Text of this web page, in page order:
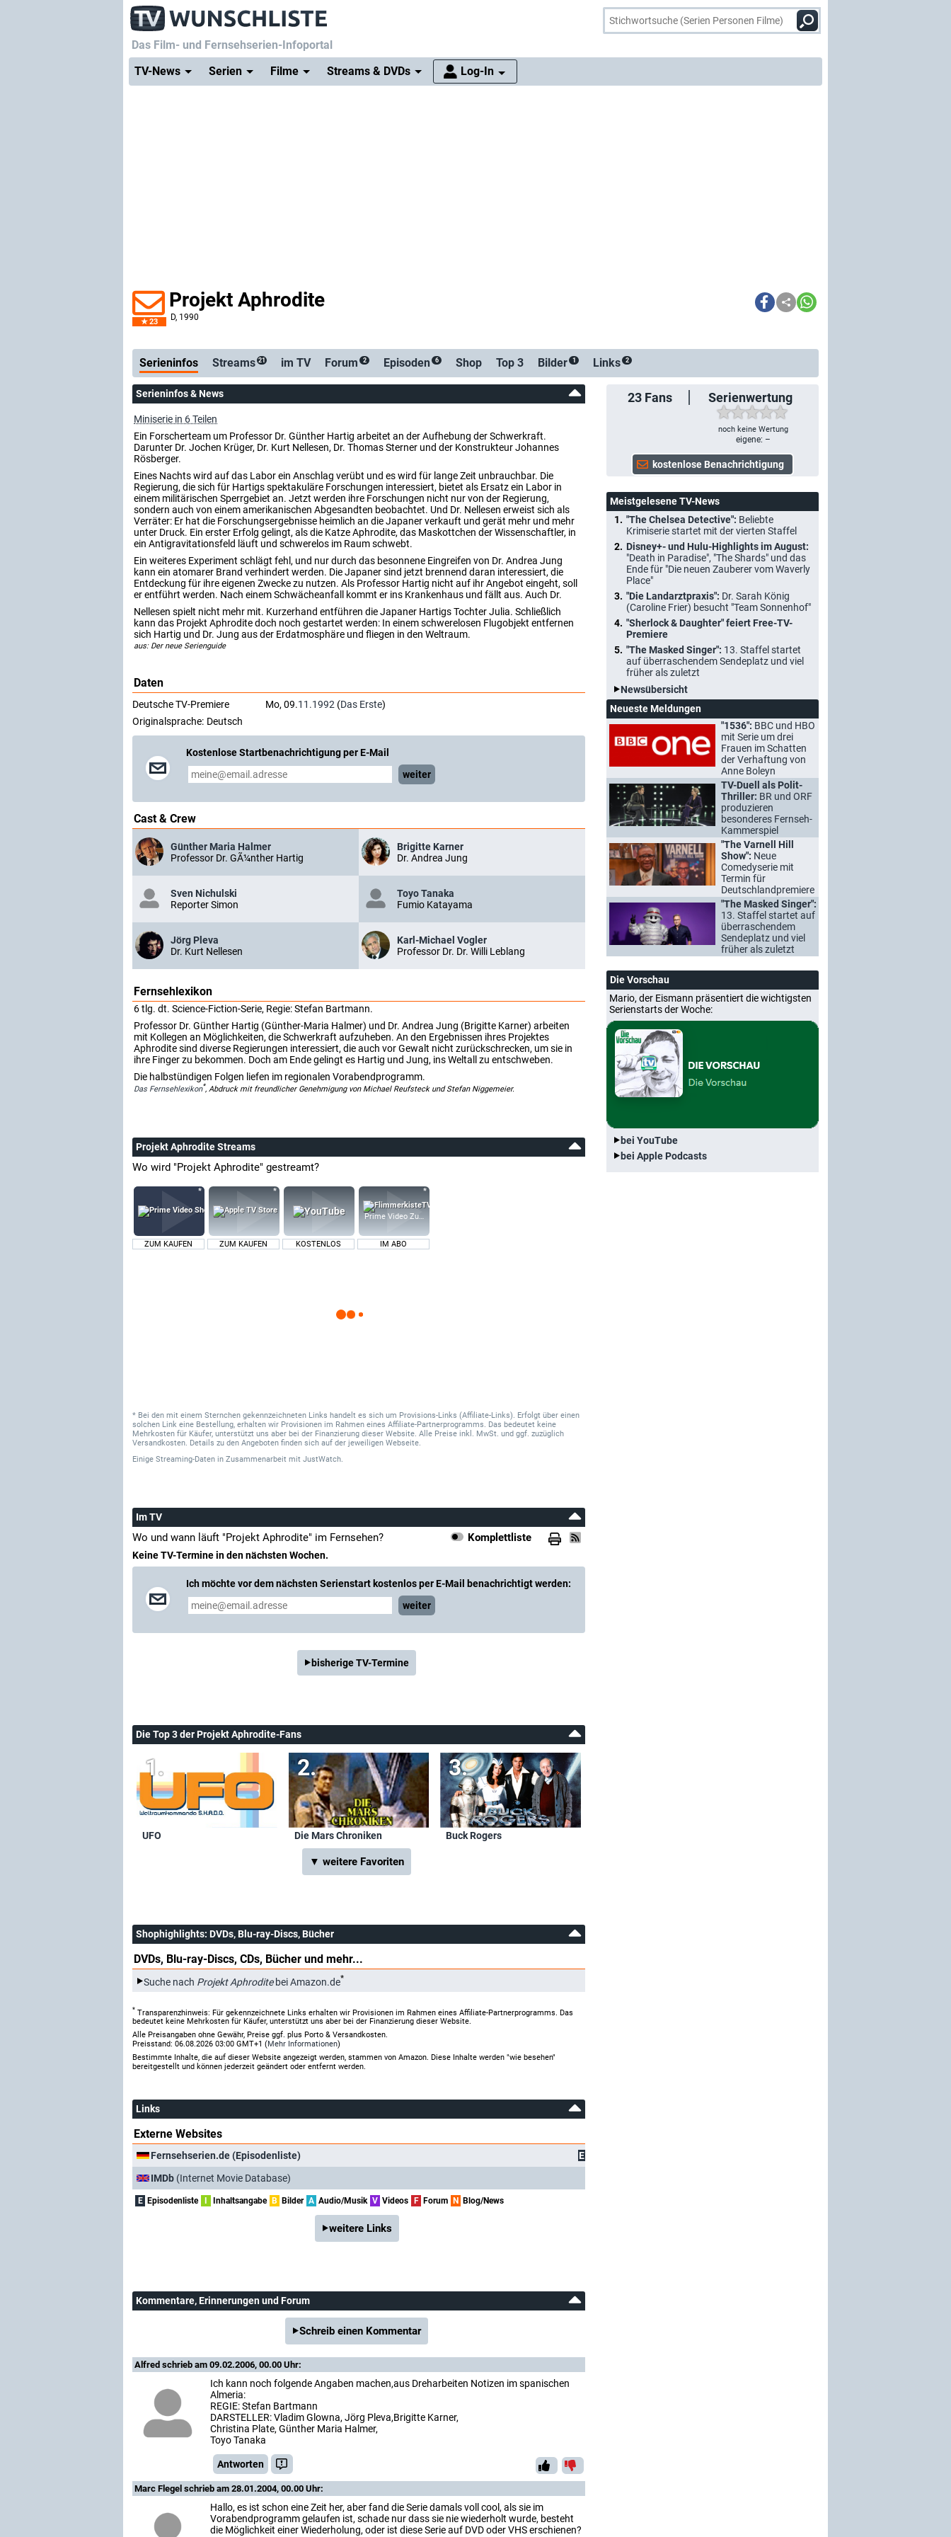
Das Film- und Fernsehserien-Infoportal
TV-News
Serien Filme Streams & DVDs Log-In
23
Projekt Aphrodite
D, 1990
Serienticker
Serieninfos Streams 21 im TV Forum 2 Episoden 6 Shop Top 3 Bilder 1 Links 2
23 Fans Serienwertung
noch keine Wertung
eigene: –
Serieninfos & News
Miniserie in 6 Teilen
Ein Forscherteam um Professor Dr. Günther Hartig arbeitet an der Aufhebung der Schwerkraft.
Darunter Dr. Jochen Krüger, Dr. Kurt Nellesen, Dr. Thomas Sterner und der Konstrukteur Johannes
Rösberger.
Eines Nachts wird auf das Labor ein Anschlag verübt und es wird für lange Zeit unbrauchbar. Die
Regierung, die sich für Hartigs spektakuläre Forschungen interessiert, bietet als Ersatz ein Labor in
einem militärischen Sperrgebiet an. Jetzt werden ihre Forschungen nicht nur von der Regierung,
sondern auch von einem amerikanischen Abgesandten beobachtet. Und Dr. Nellesen erweist sich als
Verräter: Er hat die Forschungsergebnisse heimlich an die Japaner verkauft und gerät mehr und mehr
unter Druck. Ein erster Erfolg gelingt, als die Katze Aphrodite, das Maskottchen der Wissenschaftler, in
ein Antigravitationsfeld läuft und schwerelos im Raum schwebt.
Ein weiteres Experiment schlägt fehl, und nur durch das besonnene Eingreifen von Dr. Andrea Jung
kann ein atomarer Brand verhindert werden. Die Japaner sind jetzt brennend daran interessiert, die
Entdeckung für ihre eigenen Zwecke zu nutzen. Als Professor Hartig nicht auf ihr Angebot eingeht, soll
er entführt werden. Nach einem Schwächeanfall kommt er ins Krankenhaus und fällt aus. Auch Dr.
Nellesen spielt nicht mehr mit. Kurzerhand entführen die Japaner Hartigs Tochter Julia. Schließlich
kann das Projekt Aphrodite doch noch gestartet werden: In einem schwerelosen Flugobjekt entfernen
sich Hartig und Dr. Jung aus der Erdatmosphäre und fliegen in den Weltraum.
aus: Der neue Serienguide
Daten
Deutsche TV-Premiere Mo, 09.11.1992 (Das Erste)
Originalsprache: Deutsch
Kostenlose Startbenachrichtigung per E-Mail
weiter
Cast & Crew
Günther Maria Halmer
Professor Dr. GÃ¼nther Hartig
Brigitte Karner
Dr. Andrea Jung
Sven Nichulski
Reporter Simon
Toyo Tanaka
Fumio Katayama
Jörg Pleva
Dr. Kurt Nellesen
Karl-Michael Vogler
Professor Dr. Dr. Willi Leblang
Fernsehlexikon
6 tlg. dt. Science-Fiction-Serie, Regie: Stefan Bartmann.
Professor Dr. Günther Hartig (Günther-Maria Halmer) und Dr. Andrea Jung (Brigitte Karner) arbeiten
mit Kollegen an Möglichkeiten, die Schwerkraft aufzuheben. An den Ergebnissen ihres Projektes
Aphrodite sind diverse Regierungen interessiert, die auch vor Gewalt nicht zurückschrecken, um sie in
ihre Finger zu bekommen. Doch am Ende gelingt es Hartig und Jung, ins Weltall zu entschweben.
Die halbstündigen Folgen liefen im regionalen Vorabendprogramm.
Das Fernsehlexikon*, Abdruck mit freundlicher Genehmigung von Michael Reufsteck und Stefan Niggemeier.
Projekt Aphrodite Streams
Wo wird "Projekt Aphrodite" gestreamt?
ZUM KAUFEN ZUM KAUFEN KOSTENLOS
Prime Video Zusatz-Kanäle
IM ABO
* Bei den mit einem Sternchen gekennzeichneten Links handelt es sich um Provisions-Links (Affiliate-Links). Erfolgt über einen
solchen Link eine Bestellung, erhalten wir Provisionen im Rahmen eines Affiliate-Partnerprogramms. Das bedeutet keine
Mehrkosten für Käufer, unterstützt uns aber bei der Finanzierung dieser Website. Alle Preise inkl. MwSt. und ggf. zuzüglich
Versandkosten. Details zu den Angeboten finden sich auf der jeweiligen Webseite.
Einige Streaming-Daten in Zusammenarbeit mit JustWatch.
Im TV
Wo und wann läuft "Projekt Aphrodite" im Fernsehen? Komplettliste
Keine TV-Termine in den nächsten Wochen.
Ich möchte vor dem nächsten Serienstart kostenlos per E-Mail benachrichtigt werden:
weiter
bisherige TV-Termine
Die Top 3 der Projekt Aphrodite-Fans
UFO Die Mars Chroniken Buck Rogers
▼ weitere Favoriten
Shophighlights: DVDs, Blu-ray-Discs, Bücher
DVDs, Blu-ray-Discs, CDs, Bücher und mehr...
Suche nach Projekt Aphroditebei Amazon.de*
* Transparenzhinweis: Für gekennzeichnete Links erhalten wir Provisionen im Rahmen eines Affiliate-Partnerprogramms. Das
bedeutet keine Mehrkosten für Käufer, unterstützt uns aber bei der Finanzierung dieser Website.
Alle Preisangaben ohne Gewähr, Preise ggf. plus Porto & Versandkosten.
Preisstand: 06.08.2026 03:00 GMT+1 (Mehr Informationen)
Bestimmte Inhalte, die auf dieser Website angezeigt werden, stammen von Amazon. Diese Inhalte werden "wie besehen"
bereitgestellt und können jederzeit geändert oder entfernt werden.
Links
Externe Websites
Fernsehserien.de (Episodenliste)
E
IMDb (Internet Movie Database)
E Episodenliste Inhaltsangabe B Bilder A Audio/Musik V Videos F Forum N Blog/News
weitere Links
Kommentare, Erinnerungen und Forum
Schreib einen Kommentar
Alfred schrieb am 09.02.2006, 00.00 Uhr:
Ich kann noch folgende Angaben machen,aus Dreharbeiten Notizen im spanischen
Almeria:
REGIE: Stefan Bartmann
DARSTELLER: Vladim Glowna, Jörg Pleva,Brigitte Karner,
Christina Plate, Günther Maria Halmer,
Toyo Tanaka
Antworten
Marc Flegel schrieb am 28.01.2004, 00.00 Uhr:
Hallo, es ist schon eine Zeit her, aber fand die Serie damals voll cool, als sie im
Vorabendprogramm gelaufen ist, schade nur dass sie nie wiederholt wurde, besteht
die Möglichkeit einer Wiederholung, oder ist diese Serie auf DVD oder VHS erschienen?
Meistgelesene TV-News
"The Chelsea Detective": Beliebte
Krimiserie startet mit der vierten Staffel
Disney+- und Hulu-Highlights im August:
"Death in Paradise", "The Shards" und das
Ende für "Die neuen Zauberer vom Waverly
Place"
"Die Landarztpraxis": Dr. Sarah König
(Caroline Frier) besucht "Team Sonnenhof"
"Sherlock & Daughter" feiert Free-TV-
Premiere
"The Masked Singer": 13. Staffel startet
auf überraschendem Sendeplatz und viel
früher als zuletzt
Newsübersicht
Neueste Meldungen
"1536": BBC und HBO
mit Serie um drei
Frauen im Schatten
der Verhaftung von
Anne Boleyn
TV-Duell als Polit-
Thriller: BR und ORF
produzieren
besonderes Fernseh-
Kammerspiel
"The Varnell Hill
Show": Neue
Comedyserie mit
Termin für
Deutschlandpremiere
"The Masked Singer":
13. Staffel startet auf
überraschendem
Sendeplatz und viel
früher als zuletzt
Die Vorschau
Mario, der Eismann präsentiert die wichtigsten
Serienstarts der Woche:
bei YouTube
bei Apple Podcasts